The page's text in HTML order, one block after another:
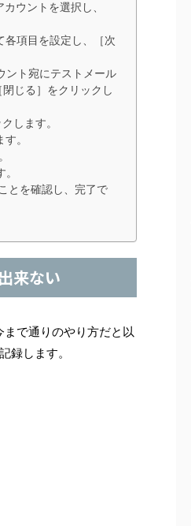
ウントを選択し、
各項目を設定し、［次
ント宛にテストメール
じる］をクリックし
します。
。
とを確認し、完了で
来ない
で通りのやり方だと以
録します。